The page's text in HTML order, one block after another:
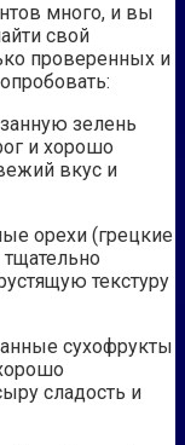
много, и вы
свой
проверенных и
зелень
и хорошо
вкус и
орехи (грецкие
текстуру
сухофрукты
сладость и